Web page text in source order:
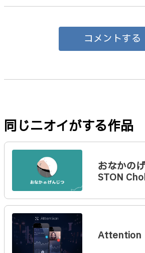
コメントする
同じニオイがする作品
おなかの
STON
Attention